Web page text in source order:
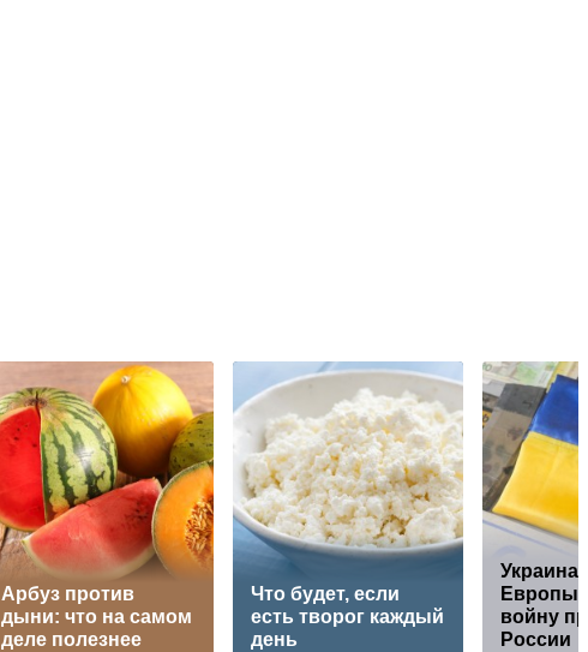
Арбуз против
дыни: что на самом
деле полезнее
Что будет, если
есть творог каждый
день
Украина
Европы
войну
России